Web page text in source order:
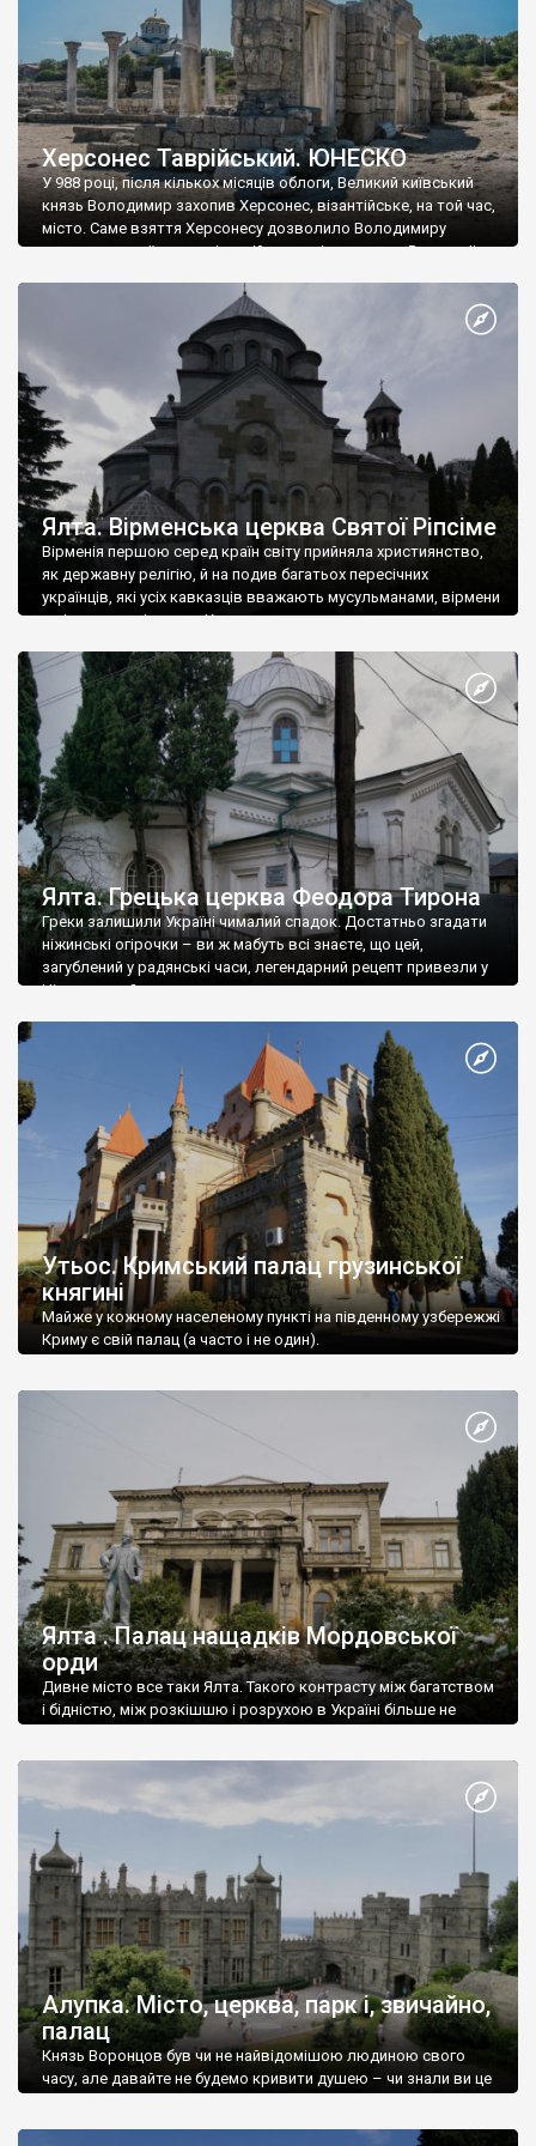
Херсонес Таврійський. ЮНЕСКО
У 988 році, після кількох місяців облоги, Великий київський
князь Володимир захопив Херсонес, візантійське, на той час,
місто. Саме взяття Херсонесу дозволило Володимиру
диктувати свої умови візантійському імператору Василю ІІ, та
Херсонесі Володимир-язичник, став Василем-християнином.
А потім було Хрещення Русі. На честь Херсонесу Таврійського
Ялта. Вірменська церква Святої Ріпсіме
Вірменія першою серед країн світу прийняла християнство,
як державну релігію, й на подив багатьох пересічних
українців, які усіх кавказців вважають мусульманами, вірмени
є відданими вірянами Христа
Ялта. Грецька церква Феодора Тирона
Греки залишили Україні чималий спадок. Достатньо згадати
ніжинські огірочки – ви ж мабуть всі знаєте, що цей,
загублений у радянські часи, легендарний рецепт привезли у
Ніжин греки?
Утьос. Кримський палац грузинської
княгині
Майже у кожному населеному пункті на південному узбережжі
Криму є свій палац (а часто і не один).
Ялта . Палац нащадків Мордовської
орди
Дивне місто все таки Ялта. Такого контрасту між багатством
і бідністю, між розкішшю і розрухою в Україні більше не
Алупка. Місто, церква, парк і, звичайно,
палац
Князь Воронцов був чи не найвідомішою людиною свого
часу, але давайте не будемо кривити душею – чи знали ви це